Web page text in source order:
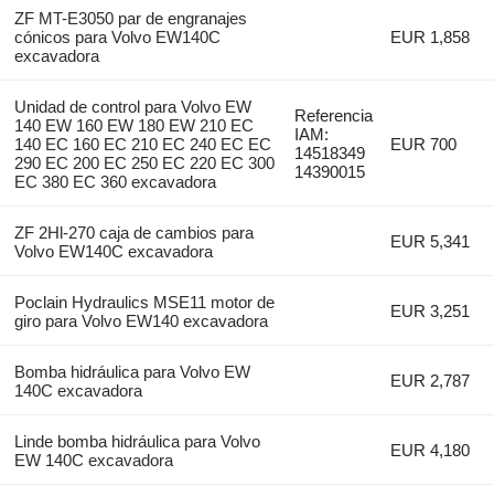
ZF MT-E3050 par de engranajes
cónicos para Volvo EW140C
excavadora
EUR 1,858
Unidad de control para Volvo EW
140 EW 160 EW 180 EW 210 EC
140 EC 160 EC 210 EC 240 EC EC
290 EC 200 EC 250 EC 220 EC 300
EC 380 EC 360 excavadora
Referencia
IAM:
14518349
14390015
EUR 700
ZF 2Hl-270 caja de cambios para
Volvo EW140C excavadora
EUR 5,341
Poclain Hydraulics MSE11 motor de
giro para Volvo EW140 excavadora
EUR 3,251
Bomba hidráulica para Volvo EW
140C excavadora
EUR 2,787
Linde bomba hidráulica para Volvo
EW 140C excavadora
EUR 4,180